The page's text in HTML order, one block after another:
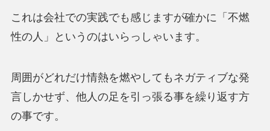
これは会社での実践でも感じますが確かに「不燃
性の人」というのはいらっしゃいます。
周囲がどれだけ情熱を燃やしてもネガティブな発
言しかせず、他人の足を引っ張る事を繰り返す方
の事です。